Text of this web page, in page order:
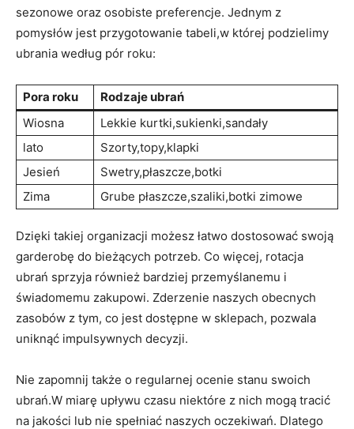
sezonowe oraz ‍osobiste preferencje. Jednym⁢ z
‍pomysłów jest przygotowanie tabeli,w której podzielimy
ubrania według pór roku:
Pora roku
Rodzaje ubrań
Wiosna
Lekkie kurtki,sukienki,sandały
lato
Szorty,topy,klapki
Jesień
Swetry,płaszcze,botki
Zima
Grube płaszcze,szaliki,botki zimowe
Dzięki takiej organizacji możesz łatwo dostosować swoją
garderobę do bieżących ⁢potrzeb. Co więcej, rotacja
ubrań sprzyja‍ również bardziej przemyślanemu i
świadomemu zakupowi. Zderzenie naszych ⁤obecnych
zasobów z tym, co ⁤jest dostępne ⁢w⁣ sklepach, pozwala⁤
uniknąć impulsywnych decyzji.
Nie zapomnij‍ także o regularnej ‍ocenie ⁣stanu swoich​
ubrań.W miarę ‌upływu czasu niektóre z nich mogą ​tracić
⁢na jakości lub nie spełniać ⁤naszych oczekiwań.⁤ Dlatego